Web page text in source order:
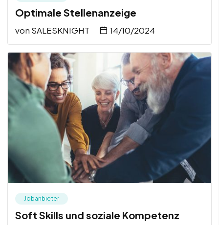
Optimale Stellenanzeige
von SALESKNIGHT 14/10/2024
Jobanbieter
Soft Skills und soziale Kompetenz